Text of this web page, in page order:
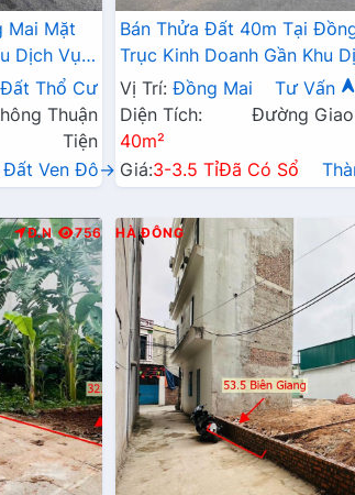
Mai Mặt
Dịch Vụ
Đất Thổ Cư
Thuận
Tiện
Đất Ven Đô→
Bán Thửa Đất 40m Tại
Trục Kinh Doanh Gần Khu
Thái Đồng Mai
Vị Trí: Đồng Mai Tư Vấn
Diện Tích:
40m²
Đường
Giá:3-3.5 TỉĐã Có Sổ
Đ.N 756 HÀ ĐÔNG